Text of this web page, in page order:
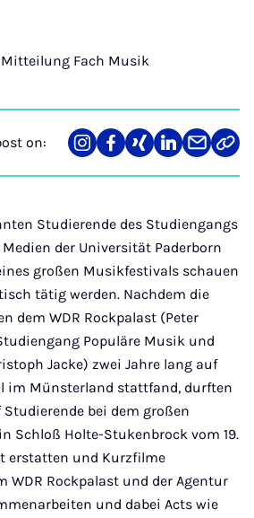
Mitteilung Fach Musik
on:
Share
on
Teilen
auf
Teilen
auf
Teilen
auf
Teilen
über
Mail
Link
Studierende des Studiengangs
der Universität Paderborn
großen Musikfestivals schauen
tätig werden. Nachdem die
dem WDR Rockpalast (Peter
Populäre Musik und
Jacke) zwei Jahre lang auf
im Münsterland stattfand, durften
bei dem großen
Schloß Holte-Stukenbrock vom 19.
erstatten und Kurzfilme
WDR Rockpalast und der Agentur
und dabei Acts wie